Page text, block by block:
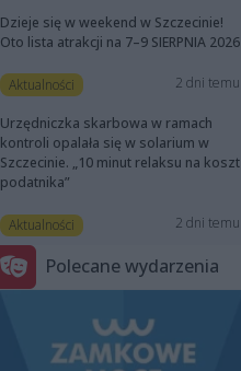
Dzieje się w weekend w Szczecinie!
Oto lista atrakcji na 7–9 SIERPNIA 2026
Aktualności 2 dni temu
Urzędniczka skarbowa w ramach
kontroli opalała się w solarium w
Szczecinie. „10 minut relaksu na koszt
podatnika”
Aktualności 2 dni temu
Polecane wydarzenia